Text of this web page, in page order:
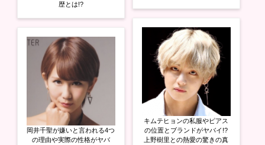
歴とは!?
岡井千聖が嫌いと言われる4つ
の理由や実際の性格がヤバ
キムテヒョンの私服やピアス
の位置とブランドがヤバイ!?
上野樹里との熱愛の驚きの真